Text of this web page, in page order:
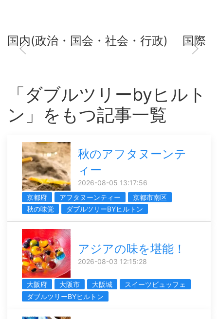
国内(政治・国会・社会・行政) 国際
「ダブルツリーbyヒルト
ン」をもつ記事一覧
秋のアフタヌーンテ
ィー
2026-08-05 13:17:56
京都府
アフタヌーンティー
京都市南区
秋の味覚
ダブルツリーBYヒルトン
アジアの味を堪能！
2026-08-03 12:15:28
大阪府 大阪市 大阪城
スイーツビュッフェ
ダブルツリーBYヒルトン